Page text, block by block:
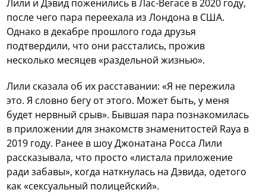
Лили и Дэвид поженились в Лас-Вегасе в 2020 году,
после чего пара переехала из Лондона в США.
Однако в декабре прошлого года друзья
подтвердили, что они расстались, прожив
несколько месяцев «раздельной жизнью».
Лили сказала об их расставании: «Я не пережила
это. Я словно бегу от этого. Может быть, у меня
будет нервный срыв». Бывшая пара познакомилась
в приложении для знакомств знаменитостей Raya в
2019 году. Ранее в шоу Джонатана Росса Лили
рассказывала, что просто «листала приложение
ради забавы», когда наткнулась на Дэвида, одетого
как «сексуальный полицейский».